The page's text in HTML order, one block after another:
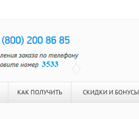
КАК ПОЛУЧИТЬ СКИДКИ И БОНУСЫ